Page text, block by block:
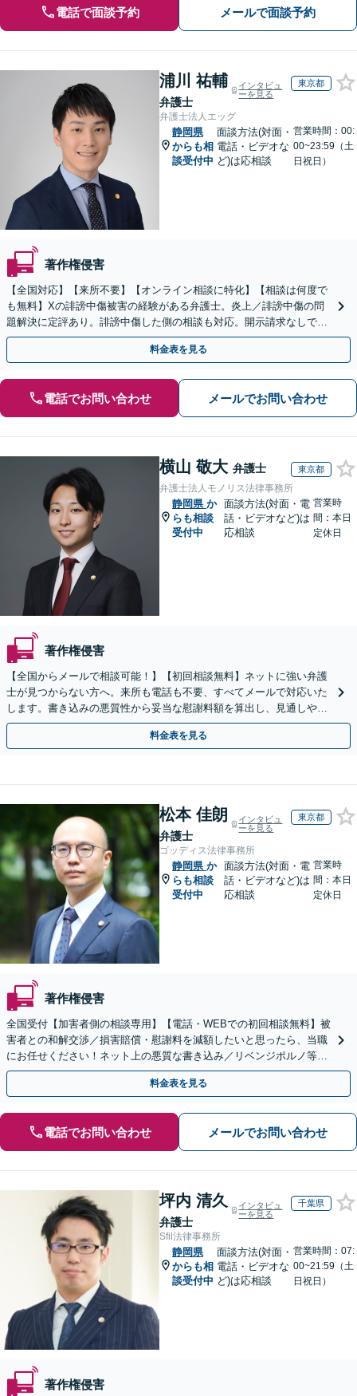
電話で面談予約 メールで面談予約
浦川 祐輔
弁護士
インタビュ
ーを見る
東京都
弁護士法人エッグ
静岡県
からも相
談受付中
面談方法(対面・
電話・ビデオな
ど)は応相談
営業時間：00:
00~23:59（土
日祝日）
著作権侵害
【全国対応】【来所不要】【オンライン相談に特化】【相談は何度で
も無料】Xの誹謗中傷被害の経験がある弁護士。炎上／誹謗中傷の問
題解決に定評あり。誹謗中傷した側の相談も対応。開示請求なしで本
人の特定ができる場合もあり。
料金表を見る
電話でお問い合わせ メールでお問い合わせ
横山 敬大 弁護士 東京都
弁護士法人モノリス法律事務所
静岡県 か
らも相談
受付中
面談方法(対面・電
話・ビデオなど)は
応相談
営業時
間：本日
定休日
著作権侵害
【全国からメールで相談可能！】【初回相談無料】ネットに強い弁護
士が見つからない方へ。来所も電話も不要、すべてメールで対応いた
します。書き込みの悪質性から妥当な慰謝料額を算出し、見通しや費
用面のリスクも包み隠さずお伝えしサポートします。
料金表を見る
松本 佳朗
弁護士
インタビュ
ーを見る
東京都
ゴッディス法律事務所
静岡県 か
らも相談
受付中
面談方法(対面・電
話・ビデオなど)は
応相談
営業時
間：本日
定休日
著作権侵害
全国受付【加害者側の相談専用】【電話・WEBでの初回相談無料】被
害者との和解交渉／損害賠償・慰謝料を減額したいと思ったら、当職
にお任せください！ネット上の悪質な書き込み／リベンジポルノ等、
代表弁護士が最後まで対応【関東エリア以外の相談も可】
料金表を見る
電話でお問い合わせ メールでお問い合わせ
坪内 清久
弁護士
インタビュ
ーを見る
千葉県
Sfil法律事務所
静岡県
からも相
談受付中
面談方法(対面・
電話・ビデオな
ど)は応相談
営業時間：07:
00~21:59（土
日祝日）
著作権侵害